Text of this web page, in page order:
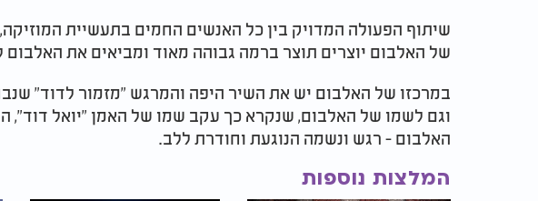
שיתוף הפעולה המדויק בין כל האנשים החמים בתעשיית
של האלבום יוצרים תוצר ברמה גבוהה מאוד ומביאים את
במרכזו של האלבום יש את השיר היפה והמרגש "מזמור לדוד"
וגם לשמו של האלבום, שנקרא כך עקב שמו של האמן "יואל דוד",
האלבום - רגש ונשמה הנוגעת וחודרת ללב.
המלצות נוספות